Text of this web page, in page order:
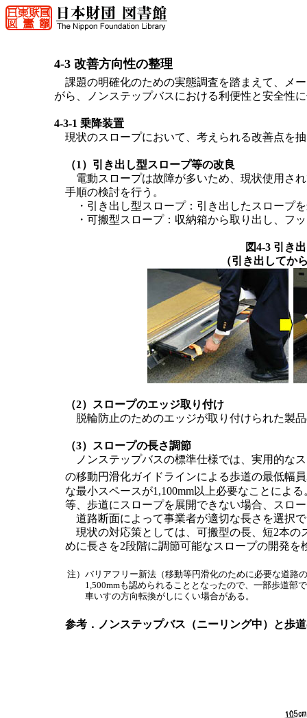
4-3 改善方向性の整理
課題の明確化のための実態調査を踏まえて、メ
がら、ノンステップバスにおける利便性と安全性
4-3-1 乗降装置
現状のスロープにおいて、考えられる改善点を
（1）引き出し型スロープ等の改良
電動スロープは故障が多いため、現状使用さ
手順の検討を行う。
・引き出し型スロープ：引き出したスロープ
・可搬型スロープ：収納箱から取り出し、フ
図4-3 引き
（引き出してか
（2）スロープのエッジ取り付け
脱輪防止のためのエッジが取り付けられた製
（3）スロープの長さ調節
ノンステップバスの標準仕様では、実用的な
の移動円滑化ガイドラインによる歩道の最低幅員
な最小スペースが1,100mm以上必要なことによ
等、歩道にスロープを展開できない場合、スロ
道路断面によって事業者が適切な長さを選択
現状の対応策としては、可搬型の長、短2本の
めに長さを2段階に調節可能なスロープの開発を
注）バリアフリー新法（移動等円滑化のために必要な道路
1,500mmも認められることとなったので、一部歩道部
車いすの方向転換がしにくい場合がある。
参考．ノンステップバス（ニーリング中）と歩